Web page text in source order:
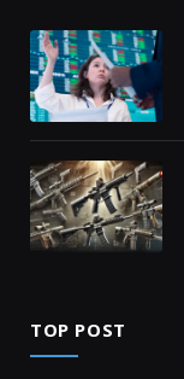
TOP POST